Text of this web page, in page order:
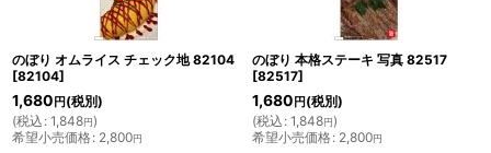
のぼり オムライス チェック地 82104
[82104]
1,680 円 (税別)
(税込 : 1,848円)
希望小売価格: 2,800円
のぼり 本格ステーキ 写真 82517
[82517]
1,680 円 (税別)
(税込 : 1,848円)
希望小売価格: 2,800円